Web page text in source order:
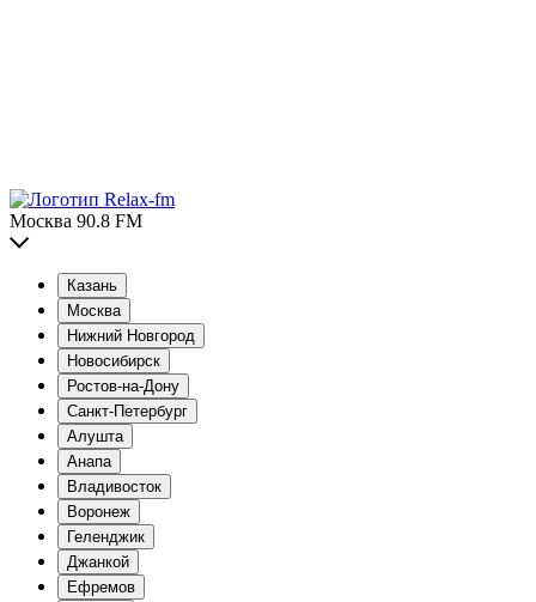
Москва 90.8 FM
Казань
Москва
Нижний Новгород
Новосибирск
Ростов-на-Дону
Санкт-Петербург
Алушта
Анапа
Владивосток
Воронеж
Геленджик
Джанкой
Ефремов